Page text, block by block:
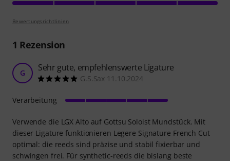
Bewertungsrichtlinien
1 Rezension
G Sehr gute, empfehlenswerte Ligature
G.S.Sax 11.10.2024
Verwende die LGX Alto auf Gottsu Soloist Mundstück. Mit
dieser Ligature funktionieren Legere Signature French Cut
optimal: die reeds sind präzise und stabil fixierbar und
schwingen frei. Für synthetic-reeds die bislang beste
Verarbeitung